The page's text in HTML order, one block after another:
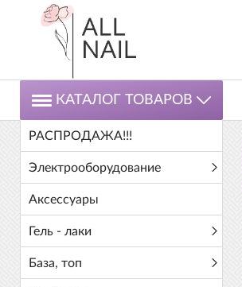
КАТАЛОГ ТОВАРОВ
РАСПРОДАЖА!!!
Электрооборудование
Аксессуары
Гель - лаки
База, топ